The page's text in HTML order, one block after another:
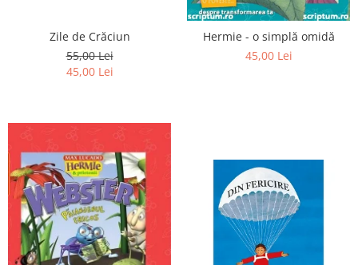
Zile de Crăciun
55,00 Lei
45,00 Lei
Hermie - o simplă omidă
45,00 Lei